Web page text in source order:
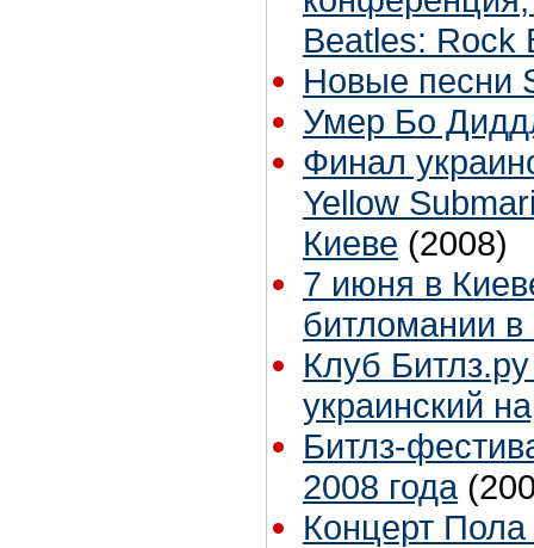
Beatles: Rock
Новые песни
Умер Бо
Финал
Yellow
Киеве (2008)
7 июня в
битломании в
Клуб
украинский
Битлз-
2008 года
Концерт Пола